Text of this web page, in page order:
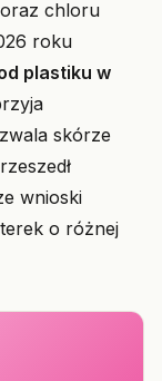
chloru
roku
plastiku w
skórze
wnioski
o różnej